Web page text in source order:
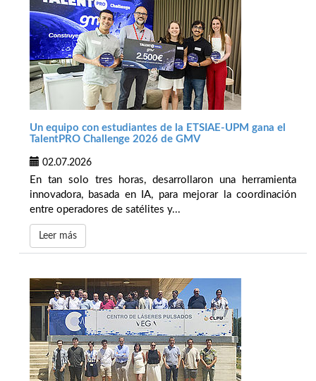
Un equipo con estudiantes de la ETSIAE-UPM gana el
TalentPRO Challenge 2026 de GMV
02.07.2026
En tan solo tres horas, desarrollaron una herramienta
innovadora, basada en IA, para mejorar la coordinación
entre operadores de satélites y...
Leer más